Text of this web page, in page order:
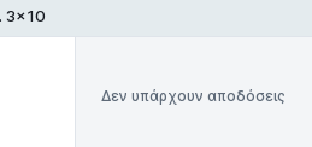
3x10
Δεν υπάρχουν αποδόσεις